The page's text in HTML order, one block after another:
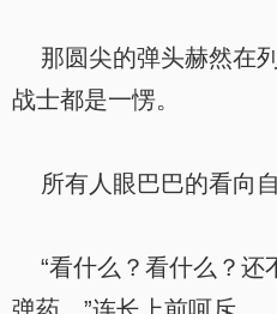
那圆尖的弹头赫然在
战士都是一愣。
所有人眼巴巴的看向自
“看什么？看什么？还